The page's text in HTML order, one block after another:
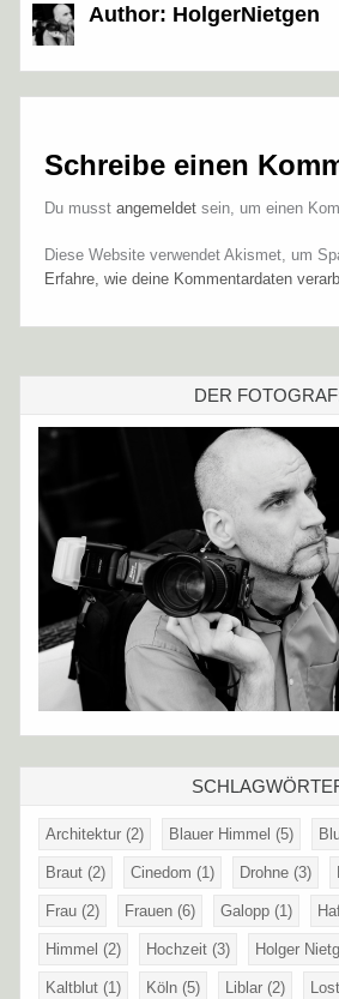
Author: HolgerNietgen
Schreibe einen
Du musst angemeldet sein, um einen
Diese Website verwendet Akismet, um
Erfahre, wie deine Kommentardaten
DER
Architektur (2) Blauer Himmel (5)
Braut (2) Cinedom (1) Drohne (3)
Frau (2) Frauen (6) Galopp (1)
Himmel (2) Hochzeit (3) Holger
Kaltblut (1) Köln (5) Liblar (2)